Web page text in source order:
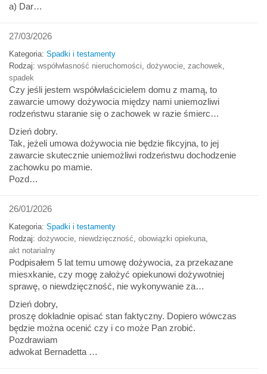
a) Dar…
27/03/2026
Kategoria: Spadki i testamenty
Rodzaj: współwłasność nieruchomości dożywocie zachowek
spadek
Czy jeśli jestem współwłaścicielem domu z mamą, to
zawarcie umowy dożywocia między nami uniemozliwi
rodzeństwu staranie się o zachowek w razie śmierc…
Dzień dobry.
Tak, jeżeli umowa dożywocia nie będzie fikcyjna, to jej
zawarcie skutecznie uniemożliwi rodzeństwu dochodzenie
zachowku po mamie.
Pozd…
26/01/2026
Kategoria: Spadki i testamenty
Rodzaj: dożywocie niewdzięczność obowiązki opiekuna
akt notarialny
Podpisałem 5 lat temu umowę dożywocia, za przekazane
miesxkanie, czy mogę założyć opiekunowi dożywotniej
sprawę, o niewdzięczność, nie wykonywanie za…
Dzień dobry,
proszę dokładnie opisać stan faktyczny. Dopiero wówczas
będzie można ocenić czy i co może Pan zrobić.
Pozdrawiam
adwokat Bernadetta …